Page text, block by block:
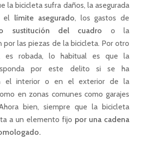
la bicicleta sufra daños, la asegurada
el límite asegurado, los gastos de
sustitución del cuadro o la
por las piezas de la bicicleta. Por otro
es robada, lo habitual es que la
por este delito si se ha
el interior o en el exterior de la
en zonas comunes como garajes
bien, siempre que la bicicleta
a un elemento fijo por una cadena
Seguro de salud
Seguro de viaje
Seguro de defensa
Seguro multirriesgo de
comunidades
Seguro de impago de
Seguros por días
Seguro cancelación de
congresos y
Seguro
profesional
Seguro
general
Seguro para equipos
electrónicos
Plan de pensiones
Plan de previsión
(PPA)
actividades
Seguro de buceo
Seguro para ciclistas y
Seguro de viaje de
snow
Contacto
TELÉFONOS
COMPAÑIAS 24 HORAS
Presupuestos
+34 637 466 039
Contacto
Servicios